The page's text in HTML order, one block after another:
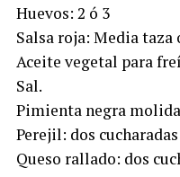
Huevos: 2 ó 3
Salsa roja: Media taza
Aceite vegetal para
Sal.
Pimienta negra
Perejil: dos
Queso rallado: dos